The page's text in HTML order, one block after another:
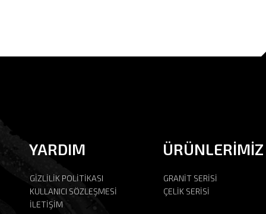
YARDIM
GİZLİLİK POLİTİKASI
KULLANICI SÖZLEŞMESİ
İLETİŞİM
ÜRÜNLERİMİZ
GRANİT SERİSİ
ÇELİK SERİSİ